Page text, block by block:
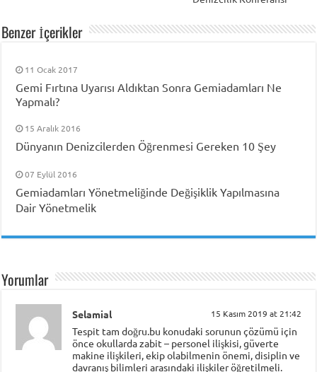
Benzer İçerikler
11 Ocak 2017
Gemi Fırtına Uyarısı Aldıktan Sonra Gemiadamları Ne
Yapmalı?
15 Aralık 2016
Dünyanın Denizcilerden Öğrenmesi Gereken 10 Şey
07 Eylül 2016
Gemiadamları Yönetmeliğinde Değişiklik Yapılmasına
Dair Yönetmelik
Yorumlar
Selamial 15 Kasım 2019 at 21:42
Tespit tam doğru.bu konudaki sorunun çözümü için
önce okullarda zabit – personel ilişkisi, güverte
makine ilişkileri, ekip olabilmenin önemi, disiplin ve
davranış bilimleri arasındaki ilişkiler öğretilmeli.